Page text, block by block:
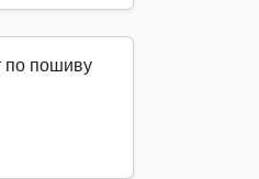
по пошиву